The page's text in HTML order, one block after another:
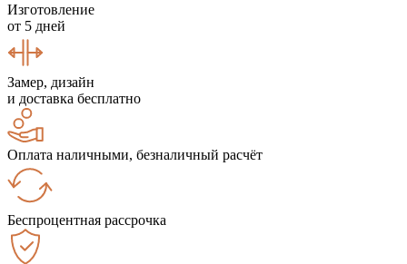
Изготовление
от 5 дней
Замер, дизайн
и доставка бесплатно
Оплата наличными, безналичный расчёт
Беспроцентная рассрочка